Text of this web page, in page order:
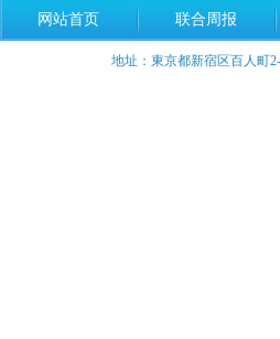
网站首页 联合周报
地址：東京都新宿区百人町2-